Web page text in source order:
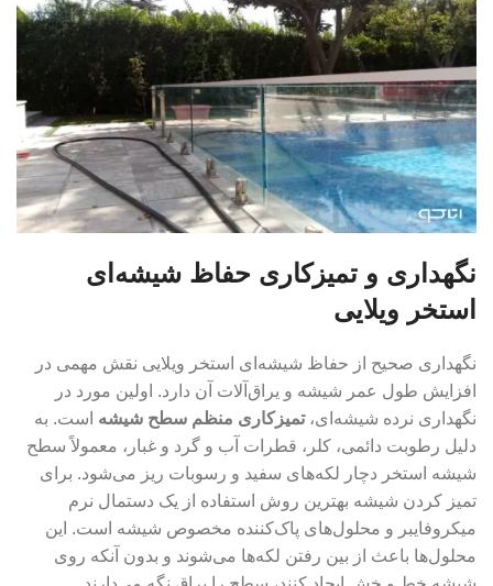
نگهداری و تمیزکاری حفاظ شیشه‌ای
استخر ویلایی
نگهداری صحیح از حفاظ شیشه‌ای استخر ویلایی نقش مهمی در
افزایش طول عمر شیشه و یراق‌آلات آن دارد. اولین مورد در
نگهداری نرده شیشه‌ای،تمیزکاری منظم سطح شیشه است. به
دلیل رطوبت دائمی، کلر، قطرات آب و گرد و غبار، معمولاً سطح
شیشه استخر دچار لکه‌های سفید و رسوبات ریز می‌شود. برای
تمیز کردن شیشه بهترین روش استفاده از یک دستمال نرم
میکروفایبر و محلول‌های پاک‌کننده مخصوص شیشه است. این
محلول‌ها باعث از بین رفتن لکه‌ها می‌شوند و بدون آنکه روی